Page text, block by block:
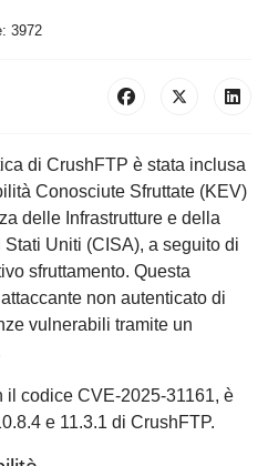
3972
di CrushFTP è stata inclusa
Conosciute Sfruttate (KEV)
delle Infrastrutture e della
Uniti (CISA), a seguito di
sfruttamento. Questa
non autenticato di
vulnerabili tramite un
il codice CVE-2025-31161, è
e 11.3.1 di CrushFTP.